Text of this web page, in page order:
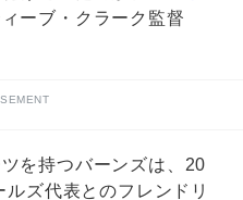
ーブ・クラーク監督
を持つバーンズは、20
ズ代表とのフレンドリ